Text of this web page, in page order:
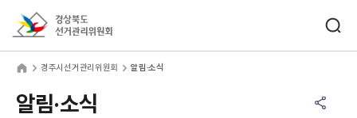
경주시선거관리위원회 알림·소식
알림·소식